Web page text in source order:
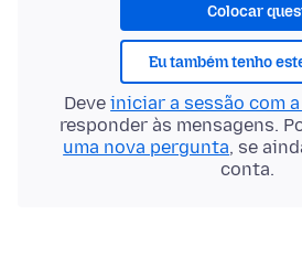
Colocar
Eu também tenho
Deveiniciar a sessão com
responder às mensagens.
uma nova pergunta, se
conta.